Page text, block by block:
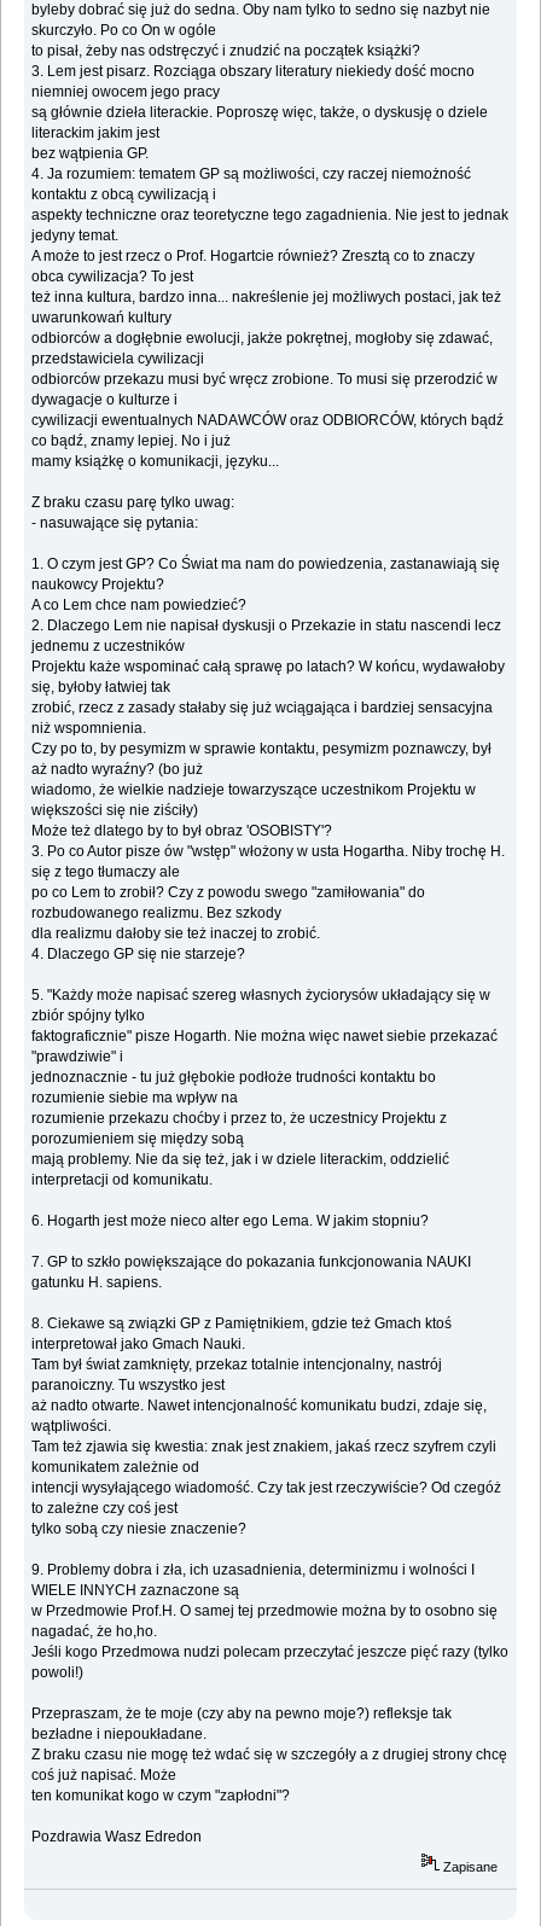
byleby dobrać się już do sedna. Oby nam tylko to sedno się nazbyt nie
skurczyło. Po co On w ogóle
to pisał, żeby nas odstręczyć i znudzić na początek książki?
3. Lem jest pisarz. Rozciąga obszary literatury niekiedy dość mocno
niemniej owocem jego pracy
są głównie dzieła literackie. Poproszę więc, także, o dyskusję o dziele
literackim jakim jest
bez wątpienia GP.
4. Ja rozumiem: tematem GP są możliwości, czy raczej niemożność
kontaktu z obcą cywilizacją i
aspekty techniczne oraz teoretyczne tego zagadnienia. Nie jest to jednak
jedyny temat.
A może to jest rzecz o Prof. Hogartcie również? Zresztą co to znaczy
obca cywilizacja? To jest
też inna kultura, bardzo inna... nakreślenie jej możliwych postaci, jak też
uwarunkowań kultury
odbiorców a dogłębnie ewolucji, jakże pokrętnej, mogłoby się zdawać,
przedstawiciela cywilizacji
odbiorców przekazu musi być wręcz zrobione. To musi się przerodzić w
dywagacje o kulturze i
cywilizacji ewentualnych NADAWCÓW oraz ODBIORCÓW, których bądź
co bądź, znamy lepiej. No i już
mamy książkę o komunikacji, języku...
Z braku czasu parę tylko uwag:
- nasuwające się pytania:
1. O czym jest GP? Co Świat ma nam do powiedzenia, zastanawiają się
naukowcy Projektu?
A co Lem chce nam powiedzieć?
2. Dlaczego Lem nie napisał dyskusji o Przekazie in statu nascendi lecz
jednemu z uczestników
Projektu każe wspominać całą sprawę po latach? W końcu, wydawałoby
się, byłoby łatwiej tak
zrobić, rzecz z zasady stałaby się już wciągająca i bardziej sensacyjna
niż wspomnienia.
Czy po to, by pesymizm w sprawie kontaktu, pesymizm poznawczy, był
aż nadto wyraźny? (bo już
wiadomo, że wielkie nadzieje towarzyszące uczestnikom Projektu w
większości się nie ziściły)
Może też dlatego by to był obraz 'OSOBISTY'?
3. Po co Autor pisze ów "wstęp" włożony w usta Hogartha. Niby trochę H.
się z tego tłumaczy ale
po co Lem to zrobił? Czy z powodu swego "zamiłowania" do
rozbudowanego realizmu. Bez szkody
dla realizmu dałoby sie też inaczej to zrobić.
4. Dlaczego GP się nie starzeje?
5. "Każdy może napisać szereg własnych życiorysów układający się w
zbiór spójny tylko
faktograficznie" pisze Hogarth. Nie można więc nawet siebie przekazać
"prawdziwie" i
jednoznacznie - tu już głębokie podłoże trudności kontaktu bo
rozumienie siebie ma wpływ na
rozumienie przekazu choćby i przez to, że uczestnicy Projektu z
porozumieniem się między sobą
mają problemy. Nie da się też, jak i w dziele literackim, oddzielić
interpretacji od komunikatu.
6. Hogarth jest może nieco alter ego Lema. W jakim stopniu?
7. GP to szkło powiększające do pokazania funkcjonowania NAUKI
gatunku H. sapiens.
8. Ciekawe są związki GP z Pamiętnikiem, gdzie też Gmach ktoś
interpretował jako Gmach Nauki.
Tam był świat zamknięty, przekaz totalnie intencjonalny, nastrój
paranoiczny. Tu wszystko jest
aż nadto otwarte. Nawet intencjonalność komunikatu budzi, zdaje się,
wątpliwości.
Tam też zjawia się kwestia: znak jest znakiem, jakaś rzecz szyfrem czyli
komunikatem zależnie od
intencji wysyłającego wiadomość. Czy tak jest rzeczywiście? Od czegóż
to zależne czy coś jest
tylko sobą czy niesie znaczenie?
9. Problemy dobra i zła, ich uzasadnienia, determinizmu i wolności I
WIELE INNYCH zaznaczone są
w Przedmowie Prof.H. O samej tej przedmowie można by to osobno się
nagadać, że ho,ho.
Jeśli kogo Przedmowa nudzi polecam przeczytać jeszcze pięć razy (tylko
powoli!)
Przepraszam, że te moje (czy aby na pewno moje?) refleksje tak
bezładne i niepoukładane.
Z braku czasu nie mogę też wdać się w szczegóły a z drugiej strony chcę
coś już napisać. Może
ten komunikat kogo w czym "zapłodni"?
Pozdrawia Wasz Edredon
Zapisane